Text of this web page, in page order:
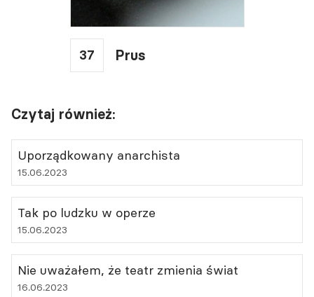
37 Prus
Czytaj również:
Uporządkowany anarchista
15.06.2023
Tak po ludzku w operze
15.06.2023
Nie uważałem, że teatr zmienia świat
16.06.2023